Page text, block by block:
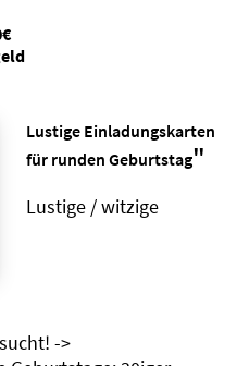
Lustige Einladungskarten
für runden Geburtstag"
Lustige / witzige
->